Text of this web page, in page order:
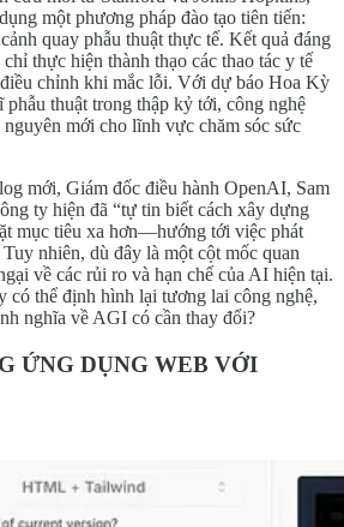
một phương pháp đào tạo tiên tiến:
quay phẫu thuật thực tế. Kết quả đáng
thực hiện thành thạo các thao tác y tế
chỉnh khi mắc lỗi. Với dự báo Hoa Kỳ
phẫu thuật trong thập kỷ tới, công nghệ
mới cho lĩnh vực chăm sóc sức
mới, Giám đốc điều hành OpenAI, Sam
ty hiện đã “tự tin biết cách xây dựng
mục tiêu xa hơn—hướng tới việc phát
nhiên, dù đây là một cột mốc quan
về các rủi ro và hạn chế của AI hiện tại.
có thể định hình lại tương lai công nghệ,
nghĩa về AGI có cần thay đổi?
ỨNG DỤNG WEB VỚI